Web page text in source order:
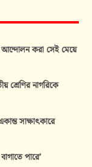
আন্দোলন করা সেই মেয়ে
শ্রেণির নাগরিকে
সাক্ষাৎকারে
পারে’